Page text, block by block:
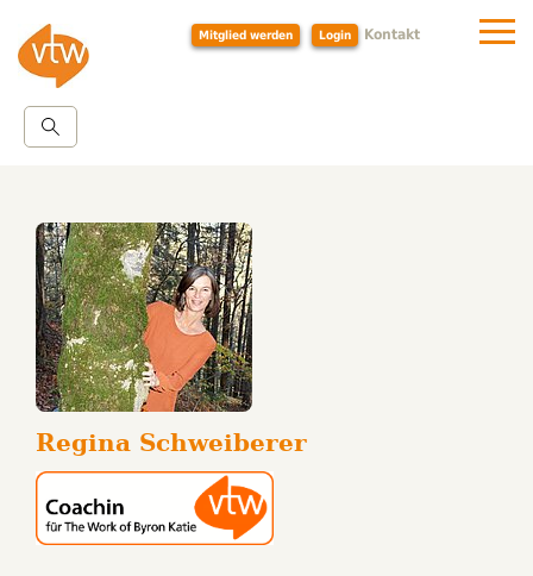
Mitglied werden Login Kontakt
Regina Schweiberer